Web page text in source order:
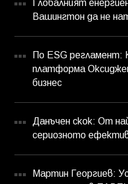
Глобалният
Вашингтон да не
По ESG регламент:
платформа
бизнес
Данъчен скок: От
сериозното
Мартин Георгиев: